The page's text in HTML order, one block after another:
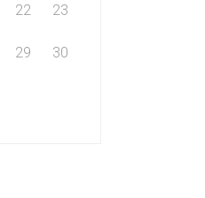
22 23
29 30